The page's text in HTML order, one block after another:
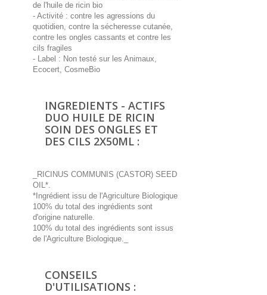
de l'huile de ricin bio
- Activité : contre les agressions du
quotidien, contre la sécheresse cutanée,
contre les ongles cassants et contre les
cils fragiles
- Label : Non testé sur les Animaux,
Ecocert, CosmeBio
INGREDIENTS - ACTIFS
DUO HUILE DE RICIN
SOIN DES ONGLES ET
DES CILS 2X50ML :
_RICINUS COMMUNIS (CASTOR) SEED
OIL*.
*Ingrédient issu de l'Agriculture Biologique
100% du total des ingrédients sont
d'origine naturelle.
100% du total des ingrédients sont issus
de l'Agriculture Biologique._
CONSEILS
D'UTILISATIONS :